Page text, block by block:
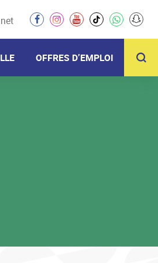
facebookinstagram
youtubetiktokwhatsapp
OFFRES D’EMPLOI